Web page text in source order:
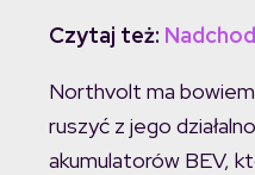
Czytaj też:
Northvolt ma
ruszyć z jego
akumulatorów BEV,